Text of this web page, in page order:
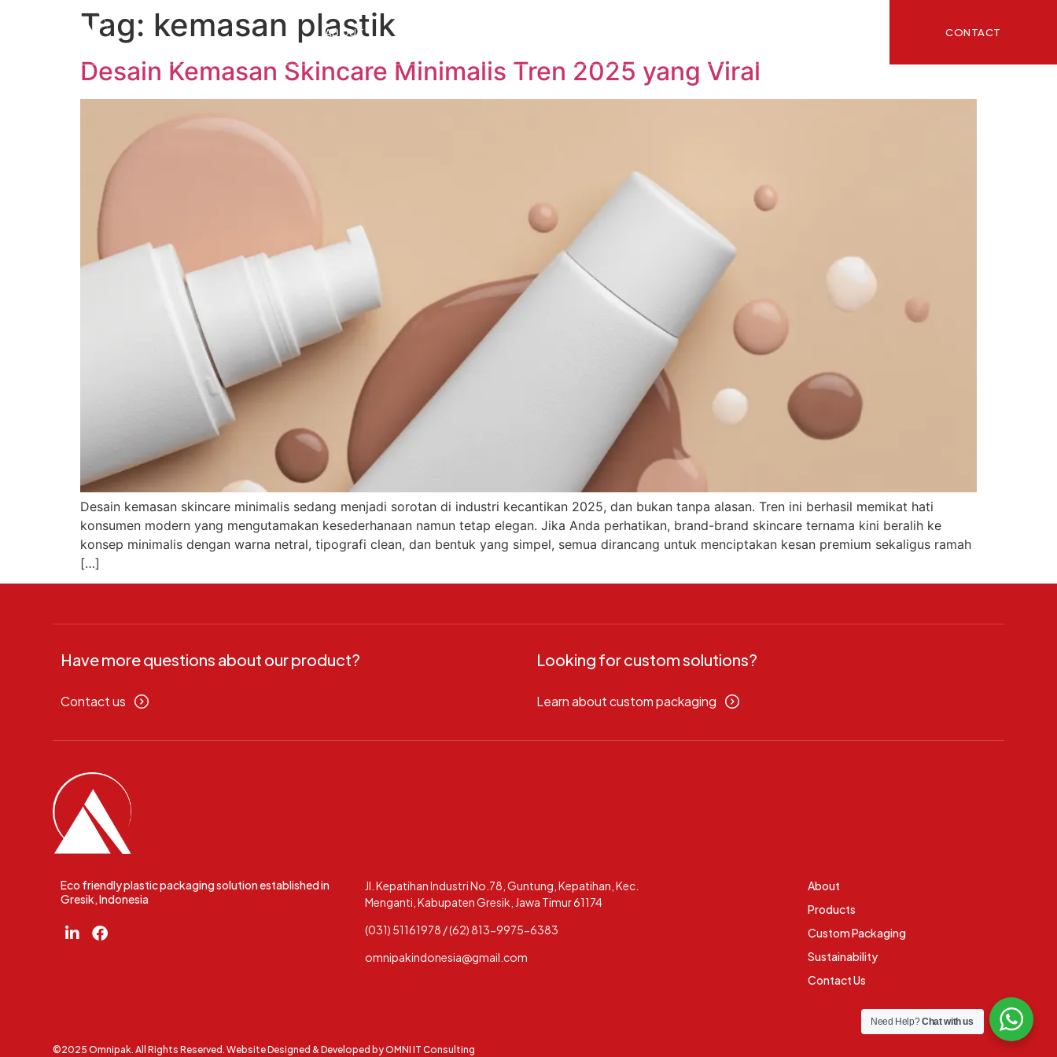
ABOUT CONTACT
Tag: kemasan plastik
Desain Kemasan Skincare Minimalis Tren 2025 yang Viral
Desain kemasan skincare minimalis sedang menjadi sorotan di industri kecantikan 2025, dan bukan tanpa alasan. Tren ini berhasil memikat hati
konsumen modern yang mengutamakan kesederhanaan namun tetap elegan. Jika Anda perhatikan, brand-brand skincare ternama kini beralih ke
konsep minimalis dengan warna netral, tipografi clean, dan bentuk yang simpel, semua dirancang untuk menciptakan kesan premium sekaligus ramah
[…]
Have more questions about our product?
Contact us
Looking for custom solutions?
Learn about custom packaging
Eco friendly plastic packaging solution established in
Gresik, Indonesia
Jl. Kepatihan Industri No.78, Guntung, Kepatihan, Kec.
Menganti, Kabupaten Gresik, Jawa Timur 61174
(031) 51161978 / (62) 813-9975-6383
omnipakindonesia@gmail.com
About
Products
Custom Packaging
Sustainability
Contact Us
©2025 Omnipak. All Rights Reserved. Website Designed & Developed byOMNI IT Consulting
Need Help?Chat with us